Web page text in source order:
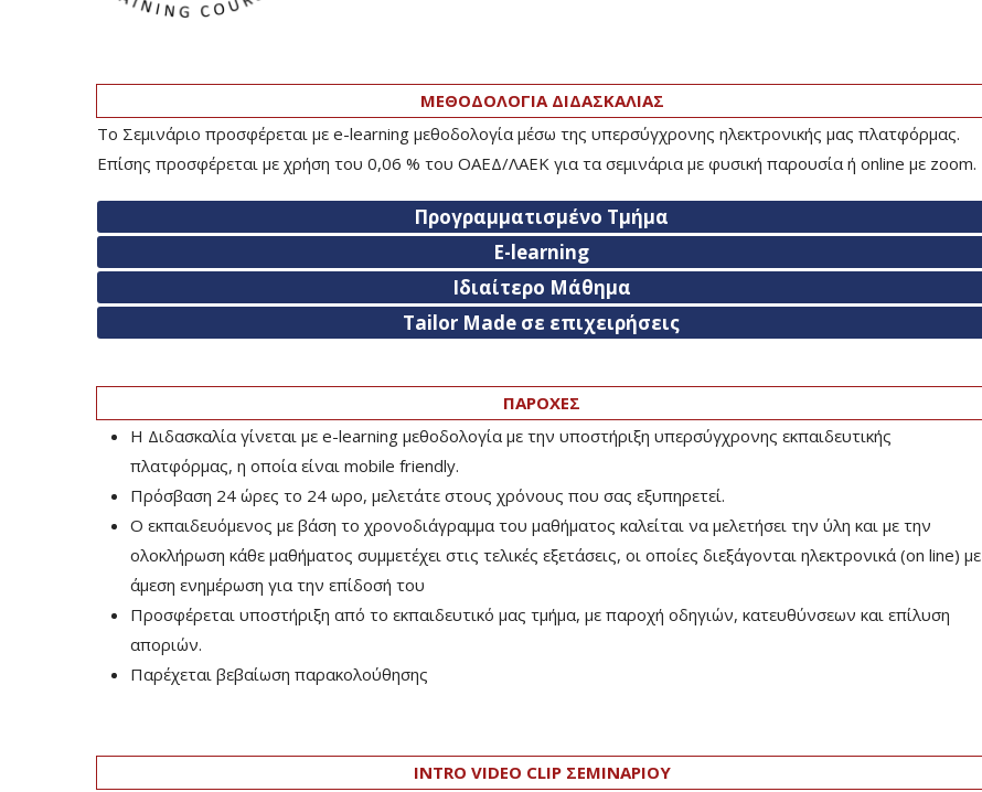
ΜΕΘΟΔΟΛΟΓΙΑ ΔΙΔΑΣΚΑΛΙΑΣ
Το Σεμινάριο προσφέρεται με e-learning μεθοδολογία μέσω της υπερσύγχρονης ηλεκτρονικής μας πλατφόρμας.
Επίσης προσφέρεται με χρήση του 0,06 % του ΟΑΕΔ/ΛΑΕΚ για τα σεμινάρια με φυσική παρουσία ή online με zoom.
Προγραμματισμένο Τμήμα
E-learning
Ιδιαίτερο Μάθημα
Tailor Made σε επιχειρήσεις
ΠΑΡΟΧΕΣ
Η Διδασκαλία γίνεται με e-learning μεθοδολογία με την υποστήριξη υπερσύγχρονης εκπαιδευτικής
πλατφόρμας, η οποία είναι mobile friendly.
Πρόσβαση 24 ώρες το 24 ωρο, μελετάτε στους χρόνους που σας εξυπηρετεί.
Ο εκπαιδευόμενος με βάση το χρονοδιάγραμμα του μαθήματος καλείται να μελετήσει την ύλη και με την
ολοκλήρωση κάθε μαθήματος συμμετέχει στις τελικές εξετάσεις, οι οποίες διεξάγονται ηλεκτρονικά (on line) με
άμεση ενημέρωση για την επίδοσή του
Προσφέρεται υποστήριξη από το εκπαιδευτικό μας τμήμα, με παροχή οδηγιών, κατευθύνσεων και επίλυση
αποριών.
Παρέχεται βεβαίωση παρακολούθησης
INTRO VIDEO CLIP ΣΕΜΙΝΑΡΙΟΥ